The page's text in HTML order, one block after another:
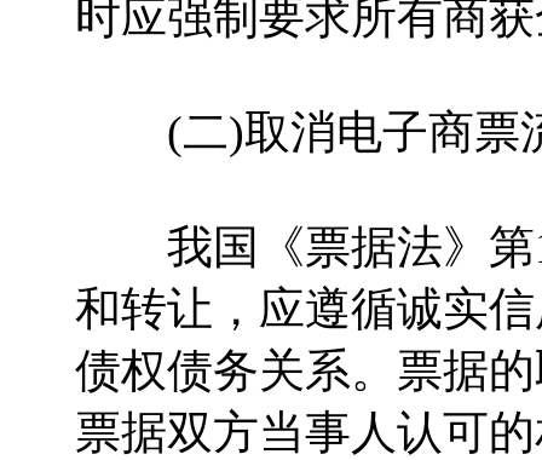
时应强制要求所有商
(二)取消电子商票
我国《票据法》第
和转让，应遵循诚实
债权债务关系。票据
票据双方当事人认可